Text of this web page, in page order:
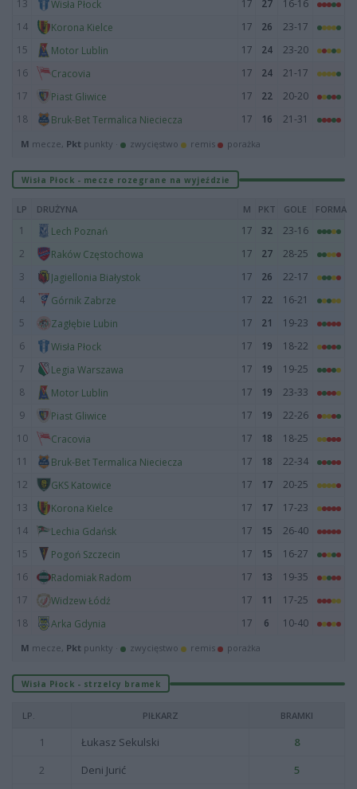
13
Wisła Płock 17 27
16-16
14
Korona Kielce 17 26
23-17
15
Motor Lublin 17 24
23-20
16
Cracovia 17 24
21-17
17
Piast Gliwice 17 22
20-20
18
Bruk-Bet Termalica Nieciecza 17 16 21-31
M mecze, Pkt punkty · zwycięstwo remis porażka
Wisła Płock - mecze rozegrane na wyjeździe
LP DRUŻYNA M PKT GOLE FORMA
1 Lech Poznań 17 32
23-16
2
Raków Częstochowa 17 27
28-25
3
Jagiellonia Białystok 17 26
22-17
4
Górnik Zabrze 17 22
16-21
5
Zagłębie Lubin 17 21
19-23
6
Wisła Płock 17 19
18-22
7
Legia Warszawa 17 19
19-25
8
Motor Lublin 17 19
23-33
9
Piast Gliwice 17 19
22-26
10
Cracovia 17 18
18-25
11
Bruk-Bet Termalica Nieciecza 17 18
22-34
12
GKS Katowice 17 17
20-25
13
Korona Kielce 17 17
17-23
14
Lechia Gdańsk 17 15
26-40
15
Pogoń Szczecin 17 15
16-27
16
Radomiak Radom 17 13
19-35
17
Widzew Łódź 17 11
17-25
18
Arka Gdynia 17 6 10-40
M mecze, Pkt punkty · zwycięstwo remis porażka
Wisła Płock - strzelcy bramek
LP. PIŁKARZ BRAMKI
1 Łukasz Sekulski
8
2
Deni Jurić
5